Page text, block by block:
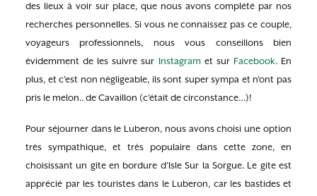
des lieux à voir sur place, que nous avons complété par nos
recherches personnelles. Si vous ne connaissez pas ce couple,
voyageurs professionnels, nous vous conseillons bien
évidemment de les suivre sur Instagram et sur Facebook. En
plus, et c’est non négligeable, ils sont super sympa et n’ont pas
pris le melon.. de Cavaillon (c’était de circonstance…)!
Pour séjourner dans le Luberon, nous avons choisi une option
très sympathique, et très populaire dans cette zone, en
choisissant un gite en bordure d’Isle Sur la Sorgue. Le gite est
apprécié par les touristes dans le Luberon, car les bastides et